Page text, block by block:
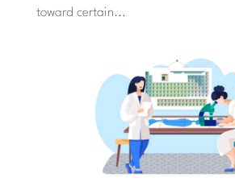
toward certain...